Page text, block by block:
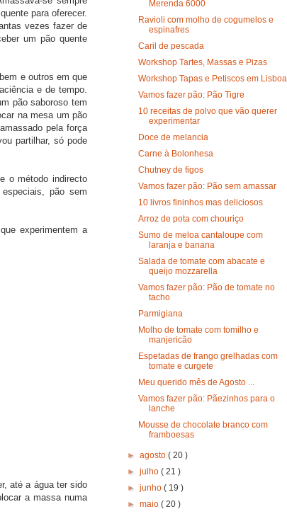
para oferecer.
vezes fazer de
um pão quente
e outros em que
e de tempo.
pão saboroso tem
na mesa um pão
pela força
partilhar, só pode
o método indirecto
pão sem
experimentem a
até a água ter sido
a massa numa
Merenda 6000
Ravioli com molho de cogumelos e
espinafres
Caril de pescada
Workshop Tartes, Massas e Pizas
Workshop Tapas e Petiscos em Lisboa
Vamos fazer pão: Pão Tigre
10 receitas de polvo que vão querer
experimentar
Doce de melancia
Carne à Bolonhesa
Chutney de figos
Vamos fazer pão: Pão sem amassar
10 livros fininhos mas deliciosos
Arroz de pota com chouriço
Sumo de meloa cantaloupe com
laranja e banana
Salada de tomate com abacate e
queijo mozzarella
Vamos fazer pão: Pão de tomate no
tacho
Parmigiana
Molho de tomate com tomilho e
manjericão
Espetadas de frango grelhadas com
tomate e curgete
Meu querido mês de Agosto ...
Vamos fazer pão: Pãezinhos para o
lanche
Mousse de chocolate branco com
framboesas
►agosto( 20 )
►julho( 21 )
►junho( 19 )
►maio( 20 )